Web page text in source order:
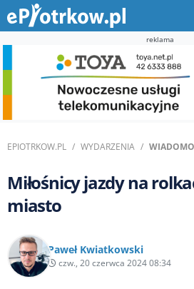
reklama
EPIOTRKOW.PL WYDARZENIA
Miłośnicy jazdy na
miasto
Paweł Kwiatkowski
czw., 20 czerwca 2024 08:34